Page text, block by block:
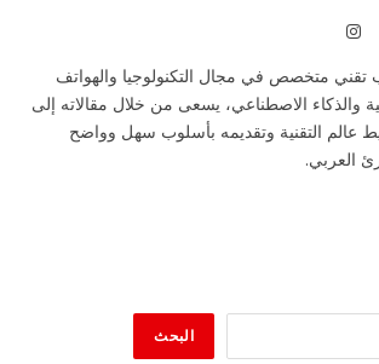
الانستغرام
تقني متخصص في مجال التكنولوجيا والهواتف
والذكاء الاصطناعي، يسعى من خلال مقالاته إلى
عالم التقنية وتقديمه بأسلوب سهل وواضح
العربي.
البحث